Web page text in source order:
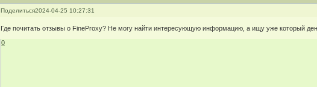
Поделиться2024-04-25 10:27:31
Где почитать отзывы о FineProxy? Не могу найти интересующую информацию, а ищу уже который
0